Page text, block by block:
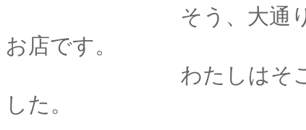
そう、大通りにある
お店です。
わたしはそこで十年
した。